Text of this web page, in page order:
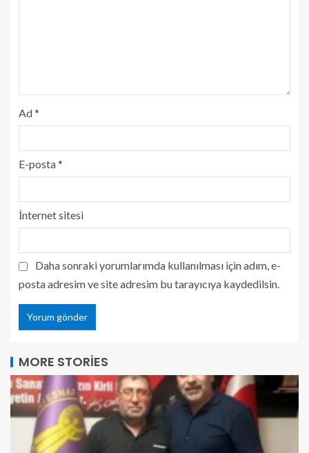
Ad*
E-posta*
İnternet sitesi
Daha sonraki yorumlarımda kullanılması için adım, e-
posta adresim ve site adresim bu tarayıcıya kaydedilsin.
MORE STORIES